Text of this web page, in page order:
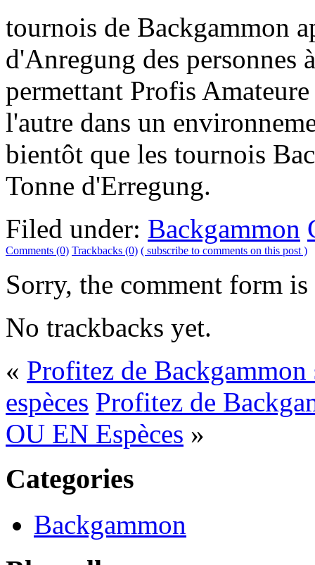
tournois de Backgammon
d'Anregung des personnes
permettant Profis
l'autre dans un
bientôt que les tournois
Tonne d'Erregung.
Filed under: Backgammon
Comments (0) Trackbacks (0) ( subscribe to comments on this post )
Sorry, the comment form
No trackbacks yet.
« Profitez de
espèces Profitez de
OU EN Espèces »
Categories
Backgammon